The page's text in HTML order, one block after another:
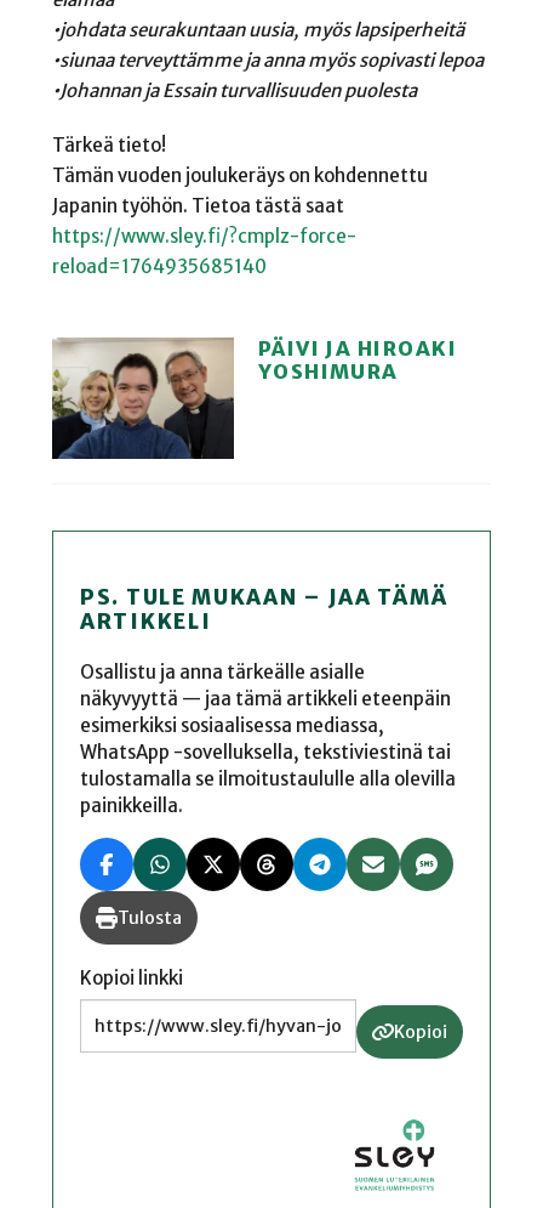
•johdata seurakuntaan uusia, myös lapsiperheitä
•siunaa terveyttämme ja anna myös sopivasti lepoa
•Johannan ja Essain turvallisuuden puolesta
Tärkeä tieto!
Tämän vuoden joulukeräys on kohdennettu
Japanin työhön. Tietoa tästä saat
https://www.sley.fi/?cmplz-force-
reload=1764935685140
PÄIVI JA HIROAKI
YOSHIMURA
PS. TULE MUKAAN – JAA TÄMÄ
ARTIKKELI
Osallistu ja anna tärkeälle asialle
näkyvyyttä — jaa tämä artikkeli eteenpäin
esimerkiksi sosiaalisessa mediassa,
WhatsApp -sovelluksella, tekstiviestinä tai
tulostamalla se ilmoitustaululle alla olevilla
painikkeilla.
Tulosta
Kopioi linkki
Kopioi